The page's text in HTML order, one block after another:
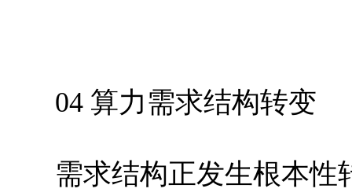
04 算力需求结构转变
需求结构正发生根本性